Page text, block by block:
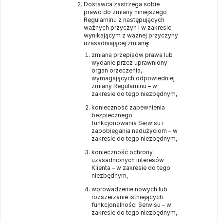
Dostawca zastrzega sobie
prawo do zmiany niniejszego
Regulaminu z następujących
ważnych przyczyn i w zakresie
wynikającym z ważnej przyczyny
uzasadniającej zmianę:
zmiana przepisów prawa lub
wydanie przez uprawniony
organ orzeczenia,
wymagających odpowiedniej
zmiany Regulaminu – w
zakresie do tego niezbędnym,
konieczność zapewnienia
bezpiecznego
funkcjonowania Serwisu i
zapobiegania nadużyciom – w
zakresie do tego niezbędnym,
konieczność ochrony
uzasadnionych interesów
Klienta – w zakresie do tego
niezbędnym,
wprowadzenie nowych lub
rozszerzanie istniejących
funkcjonalności Serwisu – w
zakresie do tego niezbędnym,